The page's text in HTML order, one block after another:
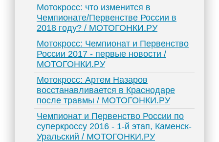
Мотокросс: что изменится в
Чемпионате/Первенстве России в
2018 году? / МОТОГОНКИ.РУ
Мотокросс: Чемпионат и Первенство
России 2017 - первые новости /
МОТОГОНКИ.РУ
Мотокросс: Артем Назаров
восстанавливается в Краснодаре
после травмы / МОТОГОНКИ.РУ
Чемпионат и Первенство России по
суперкроссу 2016 - 1-й этап, Каменск-
Уральский / МОТОГОНКИ.РУ